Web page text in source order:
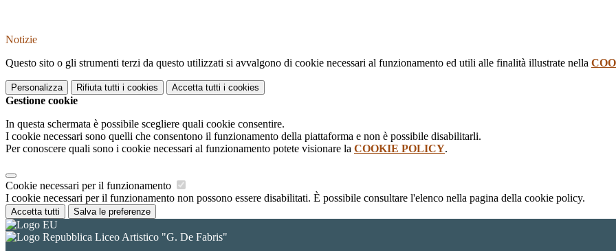
Notizie
Questo sito o gli strumenti terzi da questo utilizzati si avvalgono di cookie necessari al funzionamento ed utili alle finalità illustrate nella
Personalizza Rifiuta tutti i cookies Accetta tutti i cookies
Gestione cookie
In questa schermata è possibile scegliere quali cookie consentire.
I cookie necessari sono quelli che consentono il funzionamento della piattaforma e non è possibile disabilitarli.
Per conoscere quali sono i cookie necessari al funzionamento potete visionare la COOKIE POLICY.
Cookie necessari per il funzionamento
I cookie necessari per il funzionamento non possono essere disabilitati. È possibile consultare l'elenco nella pagina della cookie policy.
Accetta tutti Salva le preferenze
Liceo Artistico "G. De Fabris"